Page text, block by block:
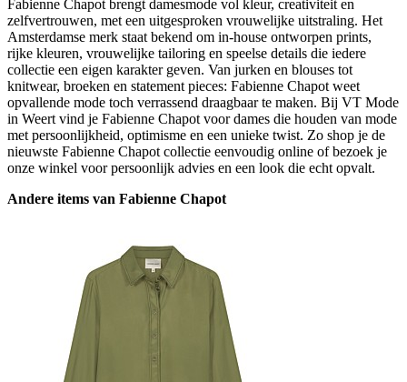
Fabienne Chapot brengt damesmode vol kleur, creativiteit en
zelfvertrouwen, met een uitgesproken vrouwelijke uitstraling. Het
Amsterdamse merk staat bekend om in-house ontworpen prints,
rijke kleuren, vrouwelijke tailoring en speelse details die iedere
collectie een eigen karakter geven. Van jurken en blouses tot
knitwear, broeken en statement pieces: Fabienne Chapot weet
opvallende mode toch verrassend draagbaar te maken. Bij VT Mode
in Weert vind je Fabienne Chapot voor dames die houden van mode
met persoonlijkheid, optimisme en een unieke twist. Zo shop je de
nieuwste Fabienne Chapot collectie eenvoudig online of bezoek je
onze winkel voor persoonlijk advies en een look die echt opvalt.
Andere items van Fabienne Chapot